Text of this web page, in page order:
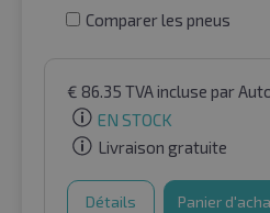
Comparer les pneus
€ 86.35 TVA incluse par
EN STOCK
Livraison gratuite
Détails Panier